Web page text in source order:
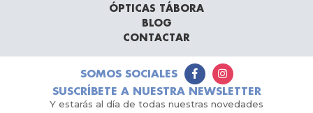
ÓPTICAS TÁBORA
BLOG
CONTACTAR
SOMOS SOCIALES
SUSCRÍBETE A NUESTRA NEWSLETTER
Y estarás al día de todas nuestras novedades